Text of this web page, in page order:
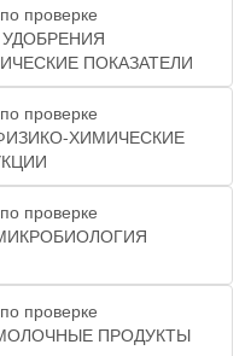
проверке
УДОБРЕНИЯ
ПОКАЗАТЕЛИ
проверке
ФИЗИКО-ХИМИЧЕСКИЕ
проверке
МИКРОБИОЛОГИЯ
проверке
МОЛОЧНЫЕ ПРОДУКТЫ